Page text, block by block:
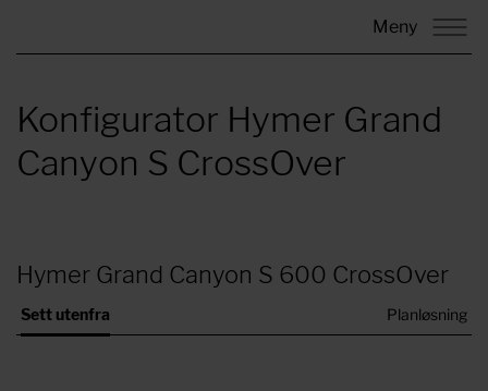
Meny
Konfigurator Hymer Grand
Canyon S CrossOver
Hymer Grand Canyon S 600 CrossOver
Sett utenfra Planløsning